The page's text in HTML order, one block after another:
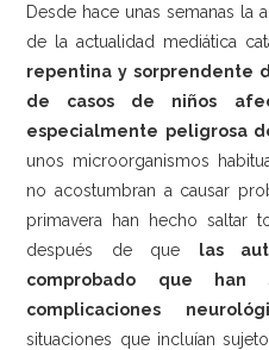
Escuelas
Industria Alimentaria
Oficinas
Residencias
Contacto
Desde hace unas semanas la
de la actualidad mediática
repentina y sorprendente
de casos de niños
especialmente peligrosa
unos microorganismos
no acostumbran a causar
primavera han hecho saltar
después de que
las
comprobado que
complicaciones
situaciones que incluían